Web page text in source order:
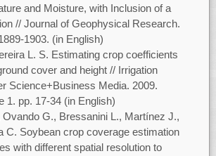
and Moisture, with Inclusion of a
// Journal of Geophysical Research.
1903. (in English)
L. S. Estimating crop coefficients
cover and height // Irrigation
Science+Business Media. 2009.
1. pp. 17-34 (in English)
Ovando G., Bressanini L., Martínez J.,
C. Soybean crop coverage estimation
with different spatial resolution to